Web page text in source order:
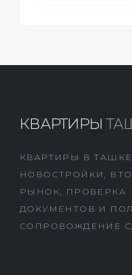
КВАРТИРЫ
КВАРТИРЫ В
НОВОСТРОЙКИ,
РЫНОК, ПРОВЕРКА
ДОКУМЕНТОВ И
СОПРОВОЖДЕНИЕ